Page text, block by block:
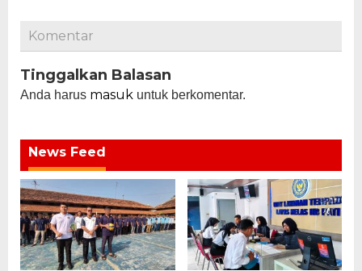
Komentar
Tinggalkan Balasan
Anda harus masuk untuk berkomentar.
News Feed